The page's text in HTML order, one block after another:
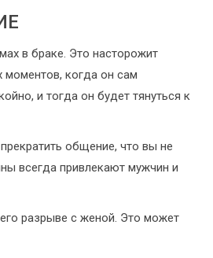
в браке. Это насторожит
моментов, когда он сам
и тогда он будет тянуться к
общение, что вы не
всегда привлекают мужчин и
разрыве с женой. Это может